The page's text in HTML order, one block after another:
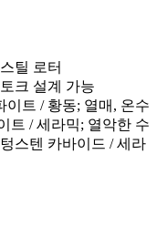
틸 로터
크 설계 가능
이트 / 황동; 열매, 온수
트 / 세라믹; 열악한 수
스텐 카바이드 / 세라